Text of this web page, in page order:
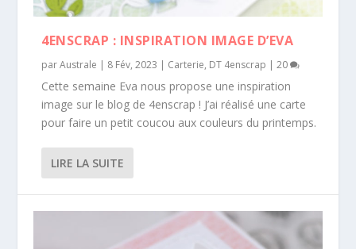
4ENSCRAP : INSPIRATION IMAGE D’EVA
parAustrale | 8 Fév, 2023 | Carterie, DT 4enscrap |20
Cette semaine Eva nous propose une inspiration
image sur le blog de 4enscrap ! J’ai réalisé une carte
pour faire un petit coucou aux couleurs du printemps.
LIRE LA SUITE